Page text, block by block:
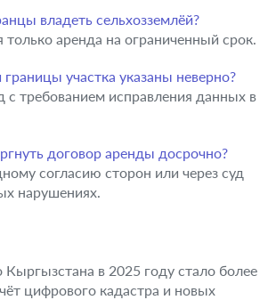
владеть сельхозземлёй?
только аренда на ограниченный срок.
участка указаны неверно?
с требованием исправления данных в
договор аренды досрочно?
согласию сторон или через суд
нарушениях.
Кыргызстана в 2025 году стало более
цифрового кадастра и новых